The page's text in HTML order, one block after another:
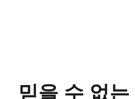
믿을 수 없